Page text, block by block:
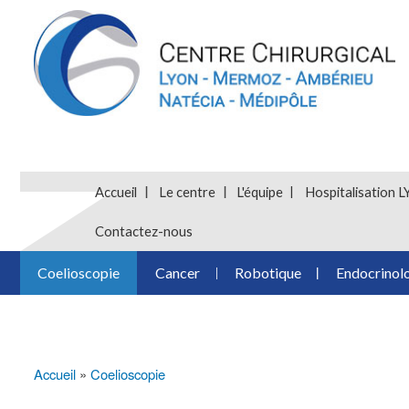
Accueil Le centre L'équipe Hospitalisation
Contactez-nous
Coelioscopie Cancer Robotique
Accueil Coelioscopie